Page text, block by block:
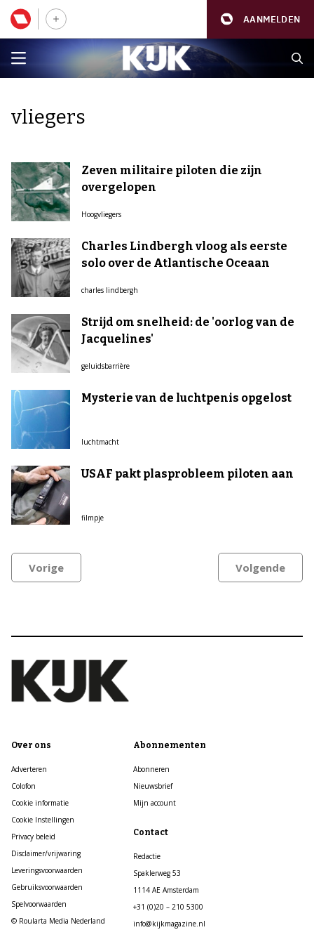
AANMELDEN
vliegers
Zeven militaire piloten die zijn
overgelopen
Hoogvliegers
Charles Lindbergh vloog als eerste
solo over de Atlantische Oceaan
charles lindbergh
Strijd om snelheid: de 'oorlog van de
Jacquelines'
geluidsbarrière
Mysterie van de luchtpenis opgelost
luchtmacht
USAF pakt plasprobleem piloten aan
filmpje
Vorige Volgende
Over ons
Adverteren
Colofon
Cookie informatie
Cookie Instellingen
Privacy beleid
Disclaimer/vrijwaring
Leveringsvoorwaarden
Gebruiksvoorwaarden
Spelvoorwaarden
© Roularta Media Nederland
Abonnementen
Abonneren
Nieuwsbrief
Mijn account
Contact
Redactie
Spaklerweg 53
1114 AE Amsterdam
+31 (0)20 – 210 5300
info@kijkmagazine.nl